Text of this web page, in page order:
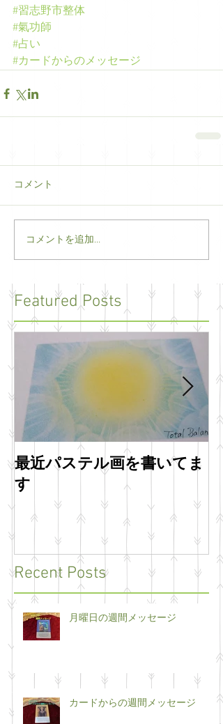
#習志野市整体
#氣功師
#占い
#カードからのメッセージ
コメント
コメントを追加…
Featured Posts
最近パステル画を書いてま
す
Recent Posts
月曜日の週間メッセージ
カードからの週間メッセージ